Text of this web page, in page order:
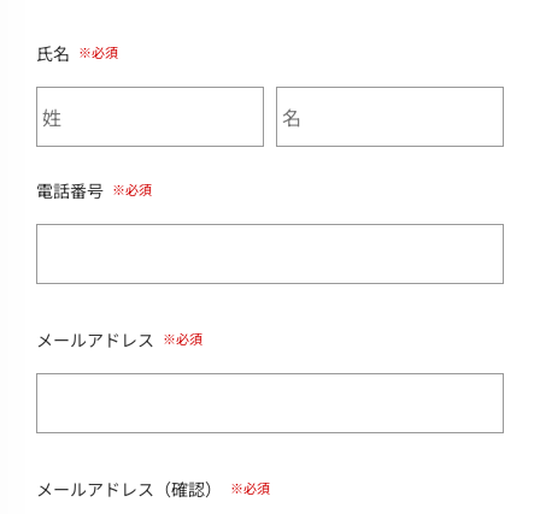
氏名
電話番号
メールアドレス
メールアドレス（確認）